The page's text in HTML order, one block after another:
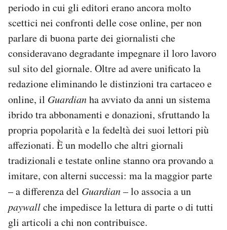
periodo in cui gli editori erano ancora molto
scettici nei confronti delle cose online, per non
parlare di buona parte dei giornalisti che
consideravano degradante impegnare il loro lavoro
sul sito del giornale. Oltre ad avere unificato la
redazione eliminando le distinzioni tra cartaceo e
online, il Guardianha avviato da anni un sistema
ibrido tra abbonamenti e donazioni, sfruttando la
propria popolarità e la fedeltà dei suoi lettori più
affezionati. È un modello che altri giornali
tradizionali e testate online stanno ora provando a
imitare, con alterni successi: ma la maggior parte
– a differenza del Guardian– lo associa a un
paywallche impedisce la lettura di parte o di tutti
gli articoli a chi non contribuisce.